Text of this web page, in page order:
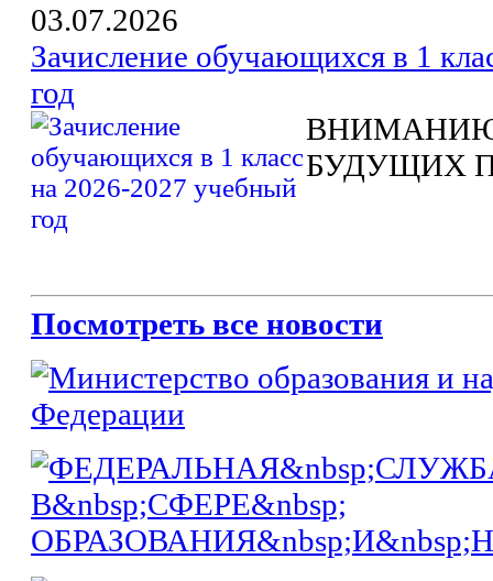
03.07.2026
Зачисление обучающихся в 1
год
БУДУЩИХ
Посмотреть все новости